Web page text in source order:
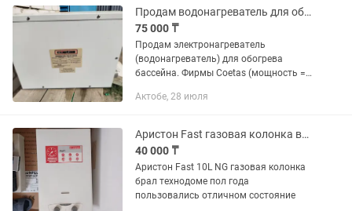
постоянно...
Продам водонагреватель для обогрева бассейна
75 000 ₸
Продам электронагреватель
(водонагреватель) для обогрева
бассейна. Фирмы Coetas (мощность =
Корпус выполнен из кислотостойкой
выполнены...
Актобе, 28 июля
Аристон Fast газовая колонка водонагреватель
40 000 ₸
Аристон Fast 10L NG газовая колонка
брал технодоме пол года
пользовались отличном состояние